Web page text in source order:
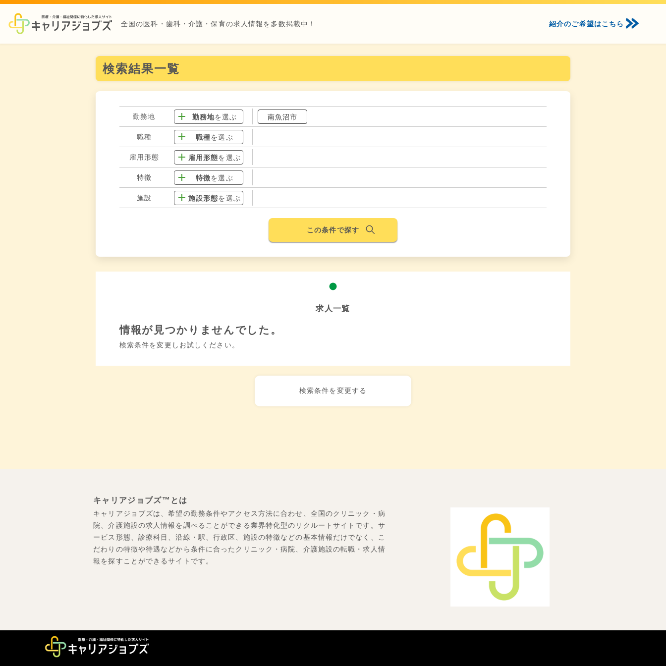
全国の医科・歯科・介護・保育の求人情報を多数掲載中！ 紹介のご希望はこちら
検索結果一覧
勤務地 勤務地を選ぶ 南魚沼市
職種 職種を選ぶ
雇用形態 雇用形態を選ぶ
特徴 特徴を選ぶ
施設 施設形態を選ぶ
この条件で探す
求人一覧
情報が見つかりませんでした。
検索条件を変更しお試しください。
検索条件を変更する
キャリアジョブズ™とは
キャリアジョブズは、希望の勤務条件やアクセス方法に合わせ、全国のクリニック・病
院、介護施設の求人情報を調べることができる業界特化型のリクルートサイトです。サ
ービス形態、診療科目、沿線・駅、行政区、施設の特徴などの基本情報だけでなく、こ
だわりの特徴や待遇などから条件に合ったクリニック・病院、介護施設の転職・求人情
報を探すことができるサイトです。